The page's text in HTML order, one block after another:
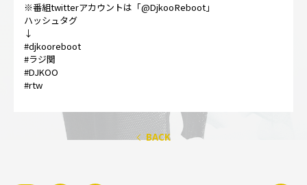
※番組twitterアカウントは「@DjkooReboot」
ハッシュタグ
↓
#djkooreboot
#ラジ関
#DJKOO
#rtw
BACK